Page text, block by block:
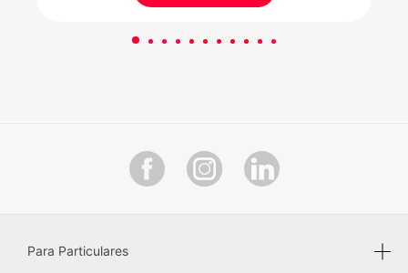
Para Particulares